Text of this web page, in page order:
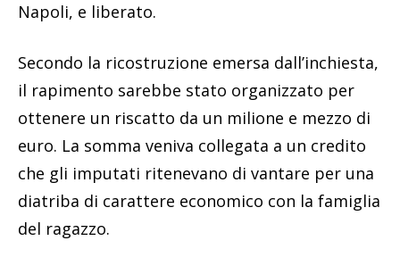
Napoli, e liberato.
Secondo la ricostruzione emersa dall’inchiesta,
il rapimento sarebbe stato organizzato per
ottenere un riscatto da un milione e mezzo di
euro. La somma veniva collegata a un credito
che gli imputati ritenevano di vantare per una
diatriba di carattere economico con la famiglia
del ragazzo.